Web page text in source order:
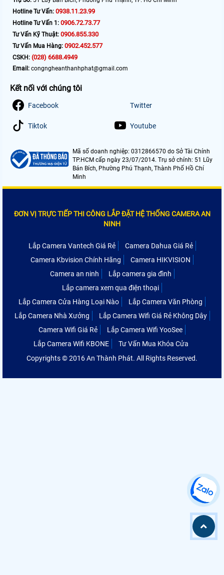
Hotline Tư Vấn: 0938.11.23.99
Hotline Tư Vấn 1: 0906.72.73.77
Tư Vấn Kỹ Thuật: 0906.855.330
Tư Vấn Mua Hàng: 0902.452.577
CSKH: (028) 6688.4949
Email: congngheanthanhphat@gmail.com
Kết nối với chúng tôi
Facebook Twitter
Tiktok Youtube
Mã số doanh nghiệp: 0312866570 do Sở Tài Chính
TP.HCM cấp ngày 23/07/2014. Trụ sở chính: 51 Lũy
Bán Bích, Phường Phú Thạnh, Thành Phố Hồ Chí
Minh
ĐƠN VỊ TRỰC TIẾP THI CÔNG LẮP ĐẶT HỆ THỐNG CAMERA AN
NINH
Lắp Camera Vantech Giá Rẻ
Camera Dahua Giá Rẻ
Camera Kbvision Chính Hãng
Camera HIKVISION
Camera an ninh
Lắp camera gia đình
Lắp camera xem qua điện thoại
Lắp Camera Cửa Hàng Loại Nào
Lắp Camera Văn Phòng
Lắp Camera Nhà Xưởng
Lắp Camera Wifi Giá Rẻ Không Dây
Camera Wifi Giá Rẻ
Lắp Camera Wifi YooSee
Lắp Camera Wifi KBONE
Tư Vấn Mua Khóa Cửa
Copyrights © 2016 An Thành Phát. All Rights Reserved.